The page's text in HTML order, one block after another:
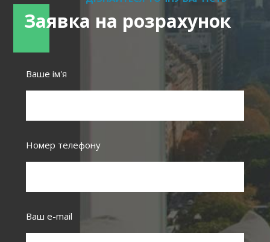
Заявка на розрахунок
Ваше ім'я
Номер телефону
Ваш e-mail